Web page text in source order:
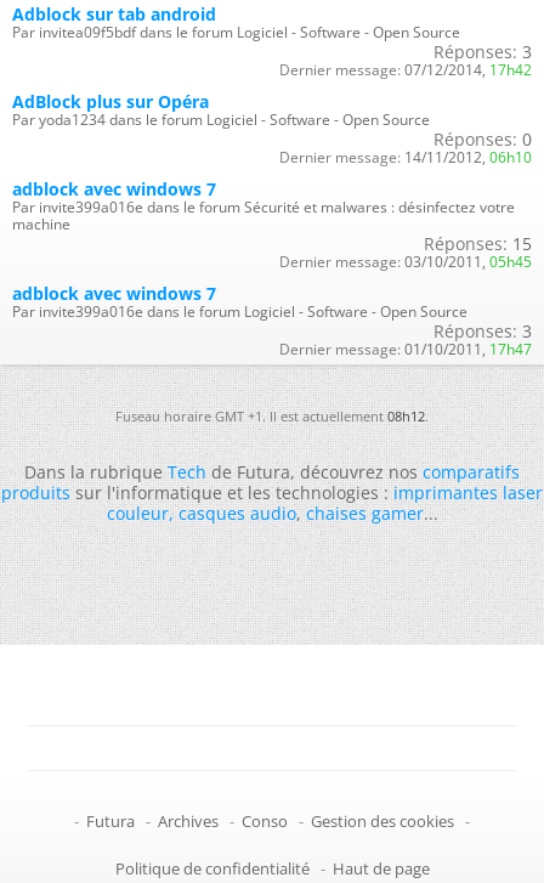
Adblock sur tab android
Par invitea09f5bdf dans le forum Logiciel - Software - Open Source
Réponses: 3
Dernier message: 07/12/2014, 17h42
AdBlock plus sur Opéra
Par yoda1234 dans le forum Logiciel - Software - Open Source
Réponses: 0
Dernier message: 14/11/2012, 06h10
adblock avec windows 7
Par invite399a016e dans le forum Sécurité et malwares : désinfectez votre
machine
Réponses: 15
Dernier message: 03/10/2011, 05h45
adblock avec windows 7
Par invite399a016e dans le forum Logiciel - Software - Open Source
Réponses: 3
Dernier message: 01/10/2011, 17h47
Fuseau horaire GMT +1. Il est actuellement08h12.
Dans la rubriqueTechde Futura, découvrez noscomparatifs
produitssur l'informatique et les technologies :imprimantes laser
couleur,casques audio,chaises gamer...
- Futura - Archives - Conso - Gestion des cookies -
Politique de confidentialité - Haut de page